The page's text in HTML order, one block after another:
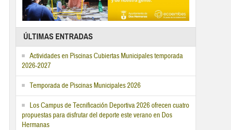
ÚLTIMAS ENTRADAS
Actividades en Piscinas Cubiertas Municipales temporada
2026-2027
Temporada de Piscinas Municipales 2026
Los Campus de Tecnificación Deportiva 2026 ofrecen cuatro
propuestas para disfrutar del deporte este verano en Dos
Hermanas